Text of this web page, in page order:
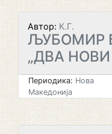
Автор: К.Г.
ЉУБОМИР
„ДВА НОВИ
Периодика: Нова
Македонија